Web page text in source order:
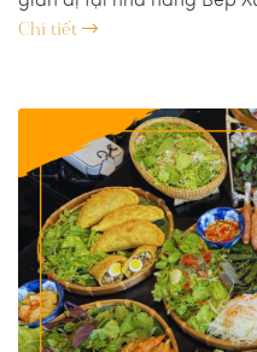
Chi tiết